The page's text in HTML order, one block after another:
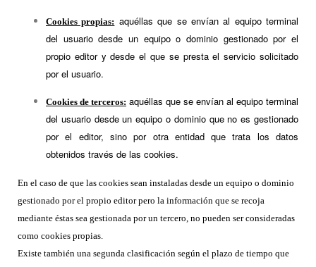
Cookies propias: aquéllas que se envían al equipo terminal
del usuario desde un equipo o dominio gestionado por el
propio editor y desde el que se presta el servicio solicitado
por el usuario.
Cookies de terceros: aquéllas que se envían al equipo terminal
del usuario desde un equipo o dominio que no es gestionado
por el editor, sino por otra entidad que trata los datos
obtenidos través de las cookies.
En el caso de que las cookies sean instaladas desde un equipo o dominio
gestionado por el propio editor pero la información que se recoja
mediante éstas sea gestionada por un tercero, no pueden ser consideradas
como cookies propias.
Existe también una segunda clasificación según el plazo de tiempo que